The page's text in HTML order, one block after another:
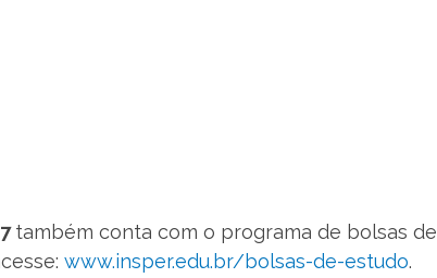
também conta com o programa de bolsas de
www.insper.edu.br/bolsas-de-estudo.